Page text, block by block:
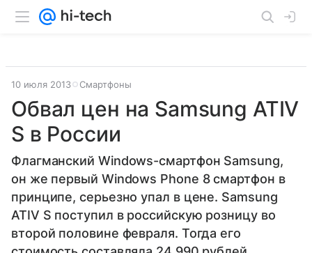
10 июля 2013 Смартфоны
Обвал цен на Samsung ATIV
S в России
Флагманский Windows-смартфон Samsung,
он же первый Windows Phone 8 смартфон в
принципе, серьезно упал в цене. Samsung
ATIV S поступил в российскую розницу во
второй половине февраля. Тогда его